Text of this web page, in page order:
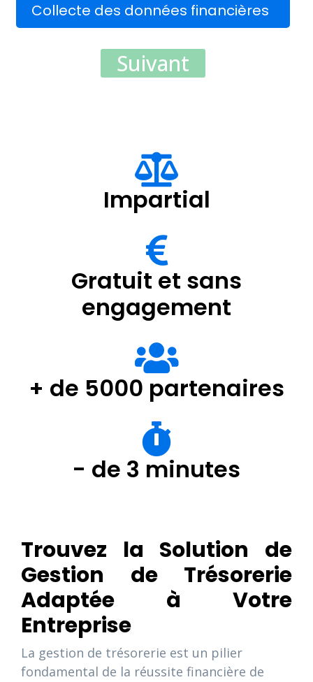
Collecte des données financières
Suivant
Impartial
Gratuit et sans
engagement
+ de 5000 partenaires
- de 3 minutes
Trouvez la Solution de
Gestion de Trésorerie
Adaptée à Votre
Entreprise
La gestion de trésorerie est un pilier
fondamental de la réussite financière de